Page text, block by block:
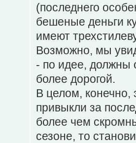
(последнего
бешеные деньги
имеют
Возможно, мы
- по идее, должны
более дорогой.
В целом, конечно,
привыкли за
более чем
сезоне, то